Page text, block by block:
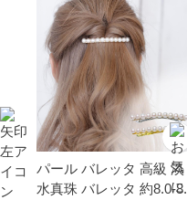
パール バレッタ 高級 淡
水真珠 バレッタ 約8.0-8.